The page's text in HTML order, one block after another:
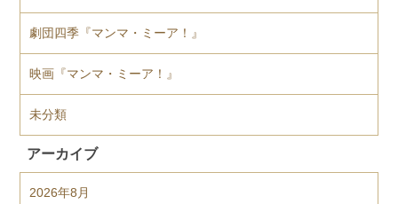
劇団四季『マンマ・ミーア！』
映画『マンマ・ミーア！』
未分類
アーカイブ
2026年8月